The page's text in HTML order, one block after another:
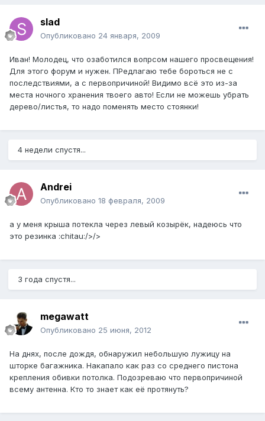
slad
Опубликовано 24 января, 2009
Иван! Молодец, что озаботился вопрсом нашего просвещения!
Для этого форум и нужен. ПРедлагаю тебе бороться не с
последствиями, а с первопричиной! Видимо всё это из-за
места ночного хранения твоего авто! Если не можешь убрать
дерево/листья, то надо поменять место стоянки!
4 недели спустя...
Andrei
Опубликовано 18 февраля, 2009
а у меня крыша потекла через левый козырёк, надеюсь что
это резинка :chitau:/>/>
3 года спустя...
megawatt
Опубликовано 25 июня, 2012
На днях, после дождя, обнаружил небольшую лужицу на
шторке багажника. Накапало как раз со среднего пистона
крепления обивки потолка. Подозреваю что первопричиной
всему антенна. Кто то знает как её протянуть?